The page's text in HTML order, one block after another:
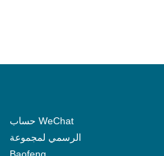
حساب WeChat
الرسمي لمجموعة
Baofeng